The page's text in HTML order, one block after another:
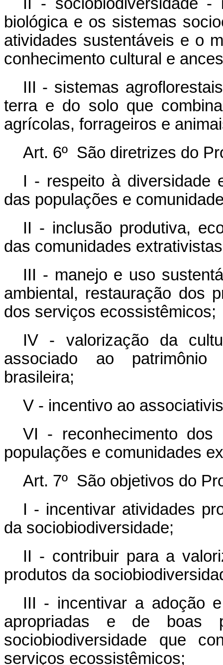
biológica e os sistemas
atividades sustentáveis e o
conhecimento cultural e
III - sistemas
terra e do solo que
agrícolas, forrageiros e
Art. 6º São diretrizes do
I - respeito à diversidade
das populações e
II - inclusão produtiva,
das comunidades
III - manejo e uso
ambiental, restauração dos
dos serviços ecossistêmicos;
IV - valorização da
associado ao patrimônio
brasileira;
V - incentivo ao
VI - reconhecimento dos
populações e comunidades
Art. 7º São objetivos do
I - incentivar atividades
da sociobiodiversidade;
II - contribuir para a
produtos da
III - incentivar a adoção
apropriadas e de boas
sociobiodiversidade que
serviços ecossistêmicos;